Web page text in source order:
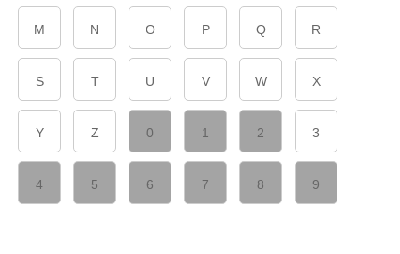
M N O P Q R
S T U V W X
Y Z 0 1 2 3
4 5 6 7 8 9